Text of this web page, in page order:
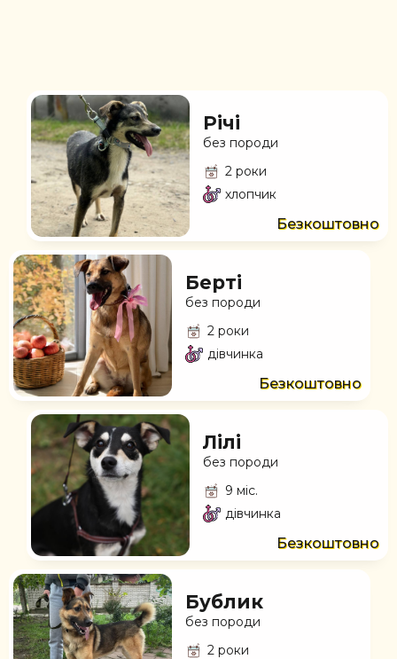
Річі
без породи
2 роки
хлопчик
Безкоштовно
Берті
без породи
2 роки
дівчинка
Безкоштовно
Лілі
без породи
9 міс.
дівчинка
Безкоштовно
Бублик
без породи
2 роки